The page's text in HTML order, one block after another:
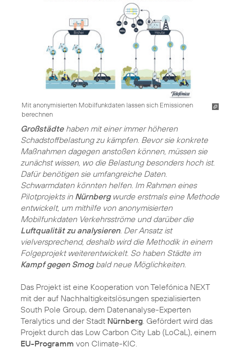
Mit anonymisierten Mobilfunkdaten lassen sich Emissionen
berechnen
Großstädtehaben mit einer immer höheren
Schadstoffbelastung zu kämpfen. Bevor sie konkrete
Maßnahmen dagegen anstoßen können, müssen sie
zunächst wissen, wo die Belastung besonders hoch ist.
Dafür benötigen sie umfangreiche Daten.
Schwarmdaten könnten helfen. Im Rahmen eines
Pilotprojekts in Nürnbergwurde erstmals eine Methode
entwickelt, um mithilfe von anonymisierten
Mobilfunkdaten Verkehrsströme und darüber die
Luftqualität zu analysieren. Der Ansatz ist
vielversprechend, deshalb wird die Methodik in einem
Folgeprojekt weiterentwickelt. So haben Städte im
Kampf gegen Smogbald neue Möglichkeiten.
Das Projekt ist eine Kooperation von Telefónica NEXT
mit der auf Nachhaltigkeitslösungen spezialisierten
South Pole Group, dem Datenanalyse-Experten
Teralytics und der Stadt Nürnberg . Gefördert wird das
Projekt durch das Low Carbon City Lab (LoCaL), einem
EU-Programm von Climate-KIC.